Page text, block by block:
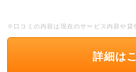
※口コミの内容は現在のサービス内容や貸
詳細は